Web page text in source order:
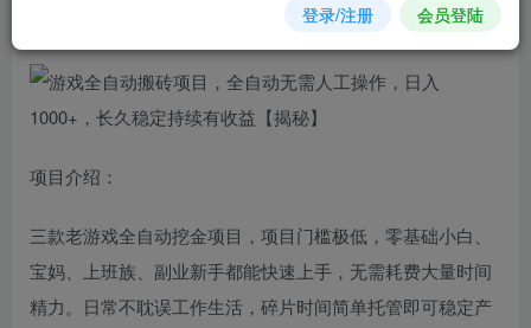
项目介绍：
三款老游戏全自动挖金项目，项目门槛极低，零基础小白、
宝妈、上班族、副业新手都能快速上手，无需耗费大量时间
精力。日常不耽误工作生活，碎片时间简单托管即可稳定产
登录/注册 会员登陆